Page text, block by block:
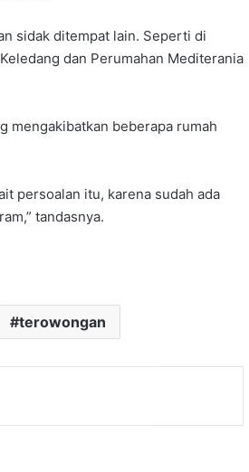
sidak ditempat lain. Seperti di
dan Perumahan Mediterania
mengakibatkan beberapa rumah
persoalan itu, karena sudah ada
tandasnya.
terowongan